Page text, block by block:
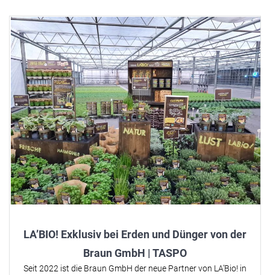
LA’BIO! Exklusiv bei Erden und Dünger von der
Braun GmbH | TASPO
Seit 2022 ist die Braun GmbH der neue Partner von LA’Bio! in